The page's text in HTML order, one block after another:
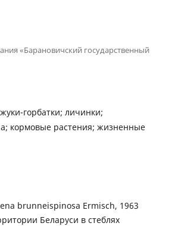
«Барановичский государственный
жуки-горбатки; личинки;
кормовые растения; жизненные
brunneispinosa Ermisch, 1963
Беларуси в стеблях